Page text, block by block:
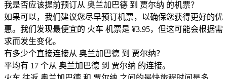
我是否应该提前预订从 奥兰加巴德 到 贾尔纳 的机票？
如果可以，我们建议您尽早预订机票，以确保您获得更好的优
惠。我们发现最便宜的 火车 机票是 ¥3.95，但这可能会根据需
求而发生变化。
有多少个直接连接从 奥兰加巴德 到 贾尔纳？
平均有 17 个从 奥兰加巴德 到 贾尔纳 的连接。